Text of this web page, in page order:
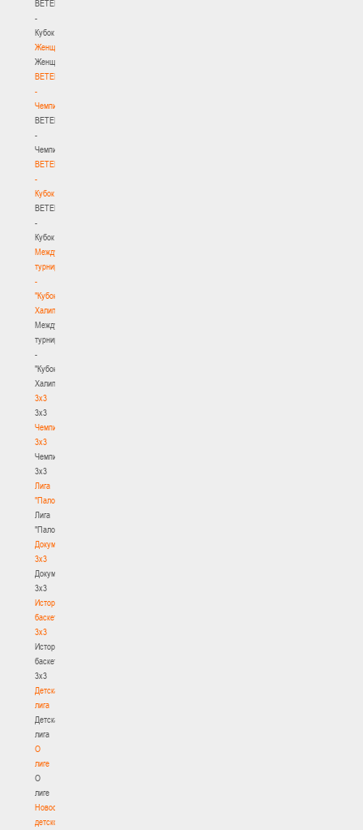
BETERA
-
Кубок
Женщины
Женщины
BETERA
-
Чемпионат
BETERA
-
Чемпионат
BETERA
-
Кубок
BETERA
-
Кубок
Международный
турнир
-
"Кубок
Халипского"
Международный
турнир
-
"Кубок
Халипского"
3x3
3x3
Чемпионат
3х3
Чемпионат
3х3
Лига
"Палова"
Лига
"Палова"
Документы
3х3
Документы
3х3
История
баскетбола
3х3
История
баскетбола
3х3
Детская
лига
Детская
лига
О
лиге
О
лиге
Новости
детской